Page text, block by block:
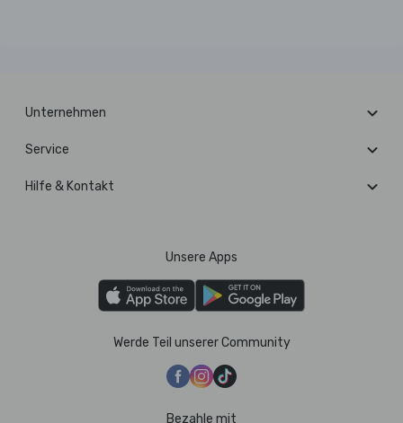
Unternehmen
Service
Hilfe & Kontakt
Unsere Apps
Werde Teil unserer Community
Bezahle mit